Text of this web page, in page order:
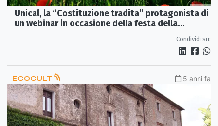
Unical, la “Costituzione tradita” protagonista di
un webinar in occasione della festa della
Condividi su:
ECOCULT 5 anni fa